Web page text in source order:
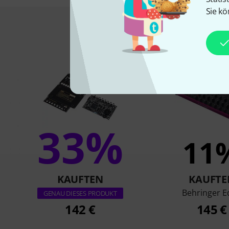
Sie
Das kauften
33%
KAUFTEN
GENAU DIESES PRODUKT
142 €
Behringer
145 €